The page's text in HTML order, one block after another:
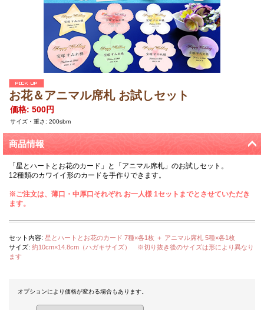
お花＆アニマル席札 お試しセット
価格: 500円
サイズ・重さ: 200sbm
商品情報
「星とハートとお花のカード」と「アニマル席札」のお試しセット。
12種類のカワイイ形のカードを手作りできます。
※ご注文は、薄口・中厚口それぞれ お一人様 1セットまでとさせていただき
ます。
セット内容: 星とハートとお花のカード 7種×各1枚 ＋ アニマル席札 5種×各1枚
サイズ: 約10cm×14.8cm（ハガキサイズ） ※切り抜き後のサイズは形により異なり
ます
オプションにより価格が変わる場合もあります。